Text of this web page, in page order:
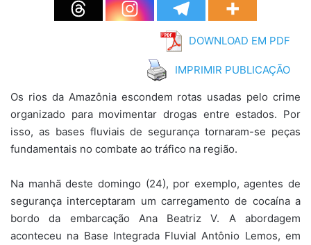
DOWNLOAD EM PDF
IMPRIMIR PUBLICAÇÃO
Os rios da Amazônia escondem rotas usadas pelo crime
organizado para movimentar drogas entre estados. Por
isso, as bases fluviais de segurança tornaram-se peças
fundamentais no combate ao tráfico na região.
Na manhã deste domingo (24), por exemplo, agentes de
segurança interceptaram um carregamento de cocaína a
bordo da embarcação Ana Beatriz V. A abordagem
aconteceu na Base Integrada Fluvial Antônio Lemos, em